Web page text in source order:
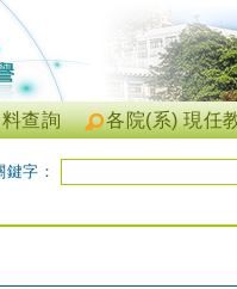
各院(系) 現任
查詢
鍵字：